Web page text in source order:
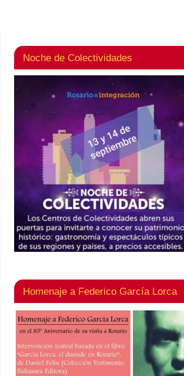
Noche de Colectividades
Homenaje a Federico García Lorca